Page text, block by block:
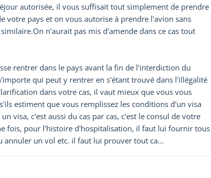
autorisée, il vous suffisait tout simplement de prendre
votre pays et on vous autorise à prendre l'avion sans
n'aurait pas mis d'amende dans ce cas tout
rentrer dans le pays avant la fin de l'interdiction du
qui peut y rentrer en s'étant trouvé dans l'illégalité
dans votre cas, il vaut mieux que vous vous
estiment que vous remplissez les conditions d'un visa
visa, c'est aussi du cas par cas, c'est le consul de votre
fois, pour l'histoire d'hospitalisation, il faut lui fournir tous
annuler un vol etc. il faut lui prouver tout ca...